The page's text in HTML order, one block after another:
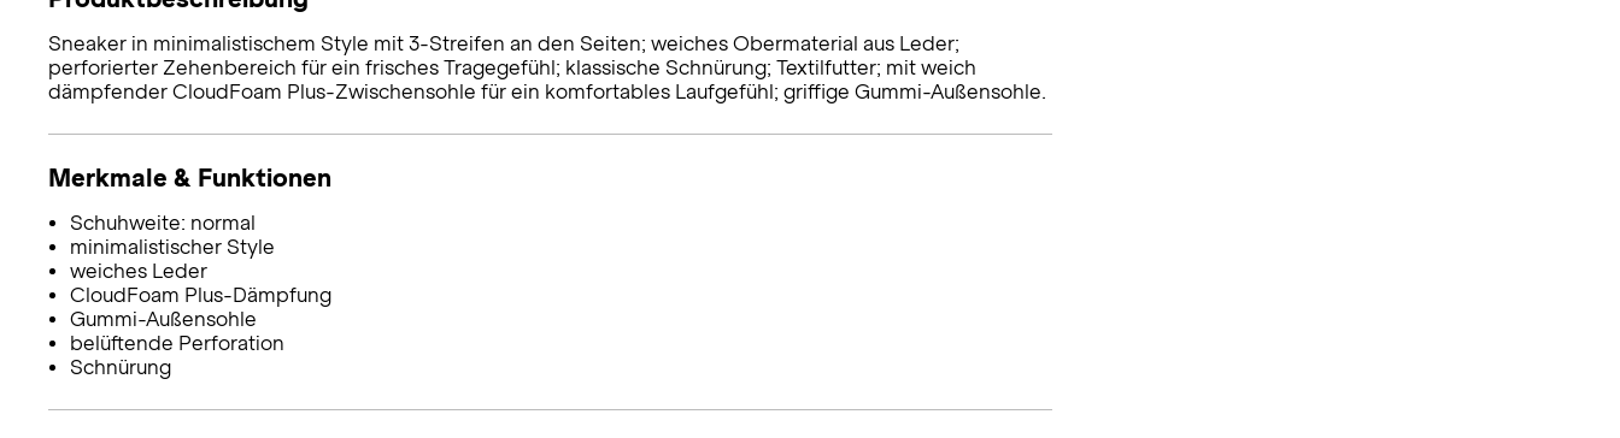
Sneaker in minimalistischem Style mit 3-Streifen an den Seiten; weiches Obermaterial aus Leder;
perforierter Zehenbereich für ein frisches Tragegefühl; klassische Schnürung; Textilfutter; mit weich
dämpfender CloudFoam Plus-Zwischensohle für ein komfortables Laufgefühl; griffige Gummi-Außensohle.
Merkmale & Funktionen
Schuhweite: normal
minimalistischer Style
weiches Leder
CloudFoam Plus-Dämpfung
Gummi-Außensohle
belüftende Perforation
Schnürung